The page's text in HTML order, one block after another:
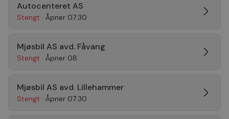
Autocenteret AS
Stengt · Åpner 07:30
Mjøsbil AS avd. Fåvang
Stengt · Åpner 08
Mjøsbil AS avd. Lillehammer
Stengt · Åpner 07:30